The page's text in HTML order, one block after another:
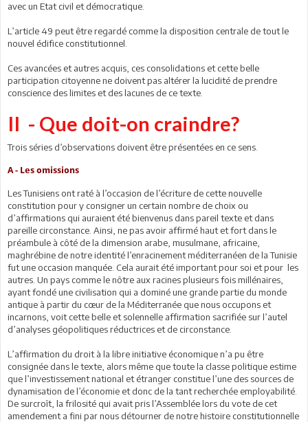
avec un Etat civil et démocratique.
L’article 49 peut être regardé comme la disposition centrale de tout le
nouvel édifice constitutionnel.
Ces avancées et autres acquis, ces consolidations et cette belle
participation citoyenne ne doivent pas altérer la lucidité de prendre
conscience des limites et des lacunes de ce texte.
II - Que doit-on craindre?
Trois séries d’observations doivent être présentées en ce sens.
A - Les omissions
Les Tunisiens ont raté à l’occasion de l’écriture de cette nouvelle
constitution pour y consigner un certain nombre de choix ou
d’affirmations qui auraient été bienvenus dans pareil texte et dans
pareille circonstance. Ainsi, ne pas avoir affirmé haut et fort dans le
préambule à côté de la dimension arabe, musulmane, africaine,
maghrébine de notre identité l’enracinement méditerranéen de la Tunisie
fut une occasion manquée. Cela aurait été important pour soi et pour les
autres. Un pays comme le nôtre aux racines plusieurs fois millénaires,
ayant fondé une civilisation qui a dominé une grande partie du monde
antique à partir du cœur de la Méditerranée que nous occupons et
incarnons, voit cette belle et solennelle affirmation sacrifiée sur l’autel
d’analyses géopolitiques réductrices et de circonstance.
L’affirmation du droit à la libre initiative économique n’a pu être
consignée dans le texte, alors même que toute la classe politique estime
que l’investissement national et étranger constitue l’une des sources de
dynamisation de l’économie et donc de la tant recherchée employabilité.
De surcroît, la frilosité qui avait pris l’Assemblée lors du vote de cet
amendement a fini par nous détourner de notre histoire constitutionnelle